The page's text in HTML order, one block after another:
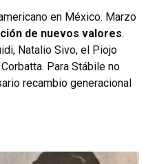
en México. Marzo
de nuevos valores.
Natalio Sivo, el Piojo
Para Stábile no
recambio generacional